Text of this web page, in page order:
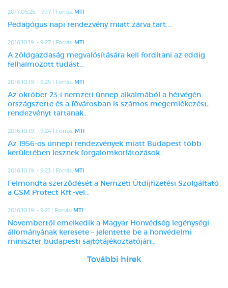
2017.05.25. - 9:17 | Forrás: MTI
Pedagógus napi rendezvény miatt zárva tart....
2016.10.19. - 9:27 | Forrás: MTI
A zöldgazdaság megvalósítására kell fordítani az eddig
felhalmozott tudást...
2016.10.19. - 9:25 | Forrás: MTI
Az október 23-i nemzeti ünnep alkalmából a hétvégén
országszerte és a fővárosban is számos megemlékezést,
rendezvényt tartanak...
2016.10.19. - 9:24 | Forrás: MTI
Az 1956-os ünnepi rendezvények miatt Budapest több
kerületében lesznek forgalomkorlátozások...
2016.10.19. - 9:23 | Forrás: MTI
Felmondta szerződését a Nemzeti Útdíjfizetési Szolgáltató
a GSM Protect Kft.-vel...
2016.10.19. - 9:21 | Forrás: MTI
Novembertől emelkedik a Magyar Honvédség legénységi
állományának keresete – jelentette be a honvédelmi
miniszter budapesti sajtótájékoztatóján...
További hírek